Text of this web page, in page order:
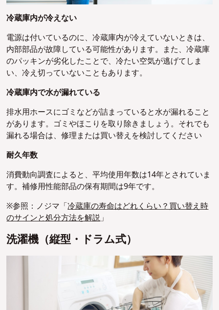
冷蔵庫内が冷えない
電源は付いているのに、冷蔵庫内が冷えていないときは、
内部部品が故障している可能性があります。また、冷蔵庫
のパッキンが劣化したことで、冷たい空気が逃げてしま
い、冷え切っていないこともあります。
冷蔵庫内で水が漏れている
排水用ホースにゴミなどが詰まっていると水が漏れること
があります。ゴミやほこりを取り除きましょう。それでも
漏れる場合は、修理または買い替えを検討してください
耐久年数
消費動向調査によると、平均使用年数は14年とされていま
す。補修用性能部品の保有期間は9年です。
※参照：ノジマ「冷蔵庫の寿命はどれくらい？買い替え時
のサインと処分方法を解説」
洗濯機（縦型・ドラム式）